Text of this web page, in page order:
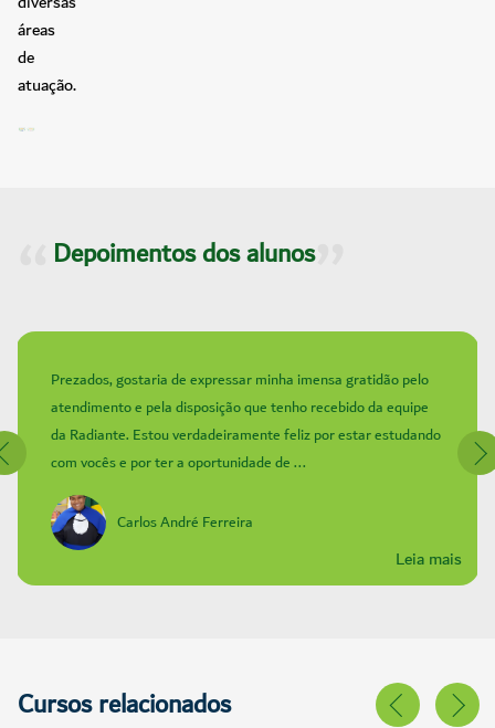
áreas
de
atuação.
Depoimentos dos alunos
Prezados, gostaria de expressar minha imensa gratidão pelo
atendimento e pela disposição que tenho recebido da equipe
da Radiante. Estou verdadeiramente feliz por estar estudando
com vocês e por ter a oportunidade de ...
Leia mais
Carlos André Ferreira
Cursos relacionados